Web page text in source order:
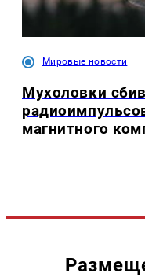
Мировые новости
Мухоловки
магнитного